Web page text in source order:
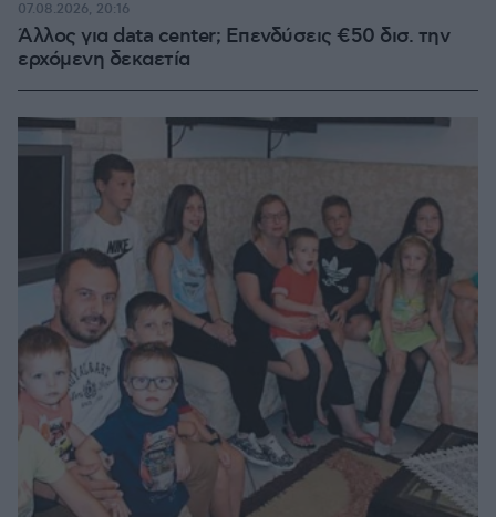
Άλλος για data center; Επενδύσεις €50 δισ. την
ερχόμενη δεκαετία
07.08.2026, 20:16